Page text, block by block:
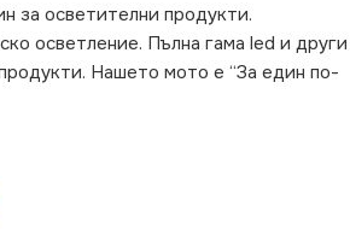
за осветителни продукти.
осветление. Пълна гама led и други
Нашето мото е “За един по-